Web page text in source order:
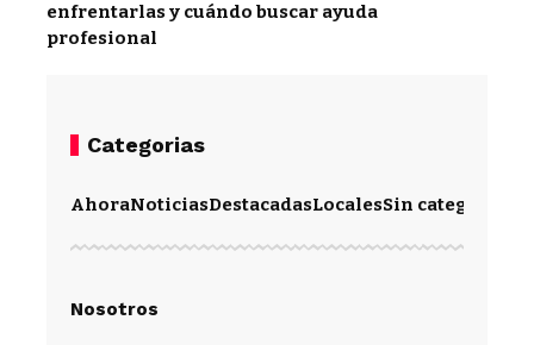
enfrentarlas y cuándo buscar ayuda
profesional
Categorias
AhoraNoticiasDestacadasLocalesSin categoría
Nosotros